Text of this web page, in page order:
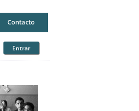
Contacto
Entrar